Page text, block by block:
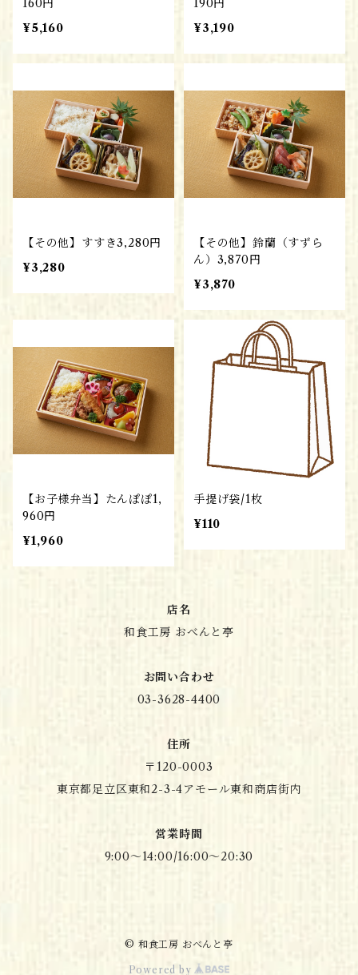
160円
¥5,160
190円
¥3,190
【その他】すすき3,280円
¥3,280
【その他】鈴蘭（すずら
ん）3,870円
¥3,870
【お子様弁当】たんぽぽ1,
960円
¥1,960
手提げ袋/1枚
¥110
店名
和食工房 おべんと亭
お問い合わせ
03-3628-4400
住所
〒120-0003
東京都足立区東和2-3-4アモール東和商店街内
営業時間
9:00～14:00/16:00～20:30
© 和食工房 おべんと亭
Powered by